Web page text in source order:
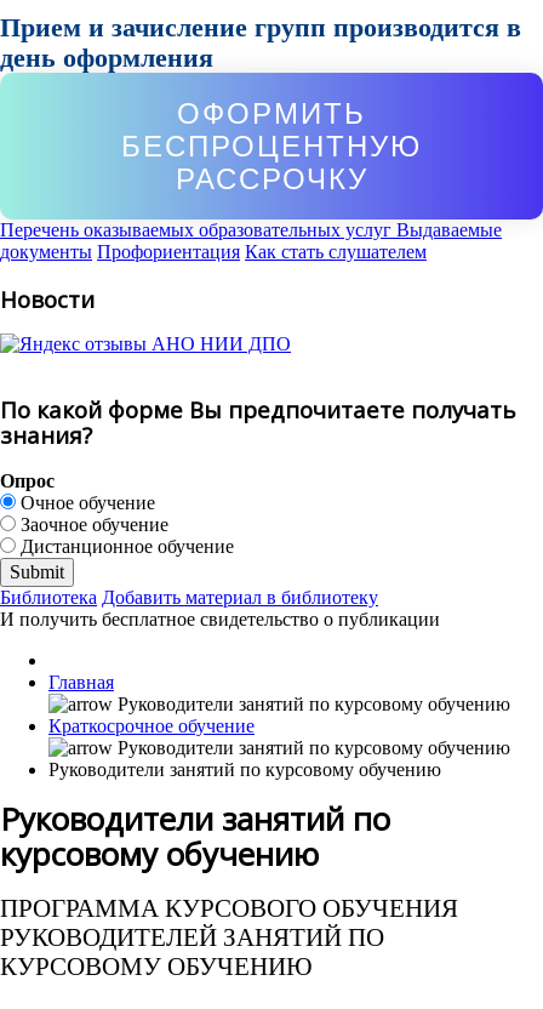
Прием и зачисление групп производится в
день оформления
ОФОРМИТЬ
БЕСПРОЦЕНТНУЮ
РАССРОЧКУ
Перечень оказываемых образовательных услуг Выдаваемые
документы Профориентация Как стать слушателем
Новости
По какой форме Вы предпочитаете получать
знания?
Опрос
Очное обучение
Заочное обучение
Дистанционное обучение
Библиотека Добавить материал в библиотеку
И получить бесплатное свидетельство о публикации
Главная
Краткосрочное обучение
Руководители занятий по курсовому обучению
Руководители занятий по
курсовому обучению
ПРОГРАММА КУРСОВОГО ОБУЧЕНИЯ
РУКОВОДИТЕЛЕЙ ЗАНЯТИЙ ПО
КУРСОВОМУ ОБУЧЕНИЮ